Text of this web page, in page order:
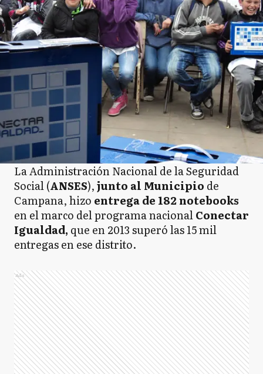
La Administración Nacional de la Seguridad
Social (ANSES),junto al Municipio de
Campana, hizo entrega de 182 notebooks
en el marco del programa nacionalConectar
Igualdad, que en 2013 superó las 15 mil
entregas en ese distrito.
Ads